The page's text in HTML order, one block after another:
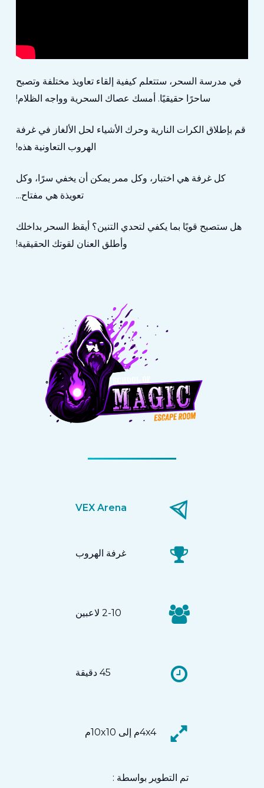
VEX Arena
غرفة الهروب
2-10 لاعبين
45 دقيقة
4x4م إلى 10x10م
تم التطوير بواسطة :
في مدرسة السحر، ستتعلم كيفية إلقاء تعاويذ مختلفة وتصبح
ساحرًا حقيقيًا. أمسك عصاك السحرية وواجه الظلام!
قم بإطلاق الكرات النارية وحرك الأشياء لحل الألغاز في غرفة
الهروب التعاونية هذه!
كل غرفة هي اختبار، وكل ممر يمكن أن يخفي سرًا، وكل
تعويذة هي مفتاح...
هل ستصبح قويًا بما يكفي لتحدي التنين؟ أيقظ السحر بداخلك
وأطلق العنان لقوتك الحقيقية!